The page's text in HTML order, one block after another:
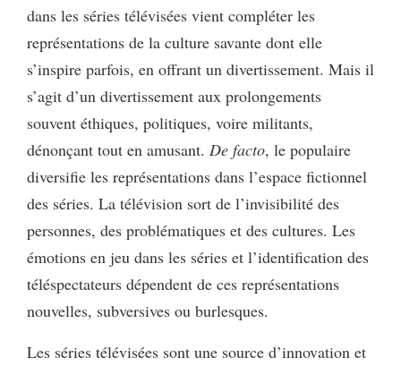
dans les séries télévisées vient compléter les
représentations de la culture savante dont elle
s’inspire parfois, en offrant un divertissement. Mais il
s’agit d’un divertissement aux prolongements
souvent éthiques, politiques, voire militants,
dénonçant tout en amusant. De facto, le populaire
diversifie les représentations dans l’espace fictionnel
des séries. La télévision sort de l’invisibilité des
personnes, des problématiques et des cultures. Les
émotions en jeu dans les séries et l’identification des
téléspectateurs dépendent de ces représentations
nouvelles, subversives ou burlesques.
Les séries télévisées sont une source d’innovation et